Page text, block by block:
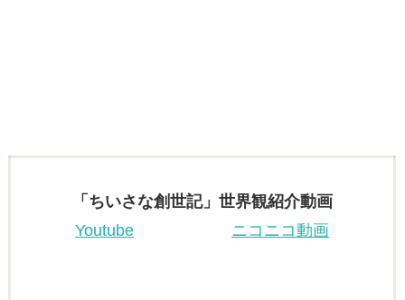
「ちいさな創世記」世界観紹介動画
Youtube ニコニコ動画